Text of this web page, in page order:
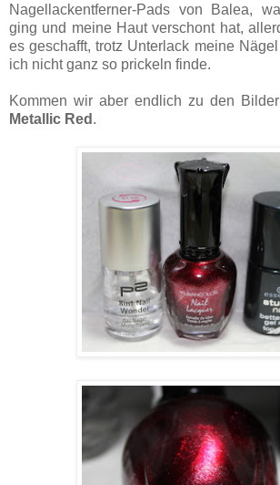
Nagellackentferner-Pads von Balea,
ging und meine Haut verschont hat,
es geschafft, trotz Unterlack meine
ich nicht ganz so prickeln finde.
Kommen wir aber endlich zu den
Metallic Red .